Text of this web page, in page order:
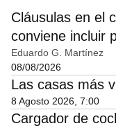
Cláusulas en el
conviene incluir
Eduardo G. Martínez
08/08/2026
Las casas más
8 Agosto 2026, 7:00
Cargador de